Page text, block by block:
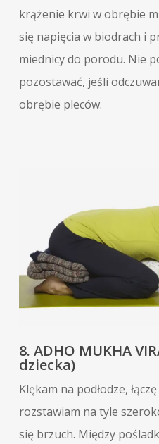
krążenie krwi w obrębie
się napięcia w biodrach i
miednicy do porodu. Nie
pozostawać, jeśli
obrębie pleców.
8. ADHO MUKHA
dziecka)
Klękam na podłodze,
rozstawiam na tyle
się brzuch. Między